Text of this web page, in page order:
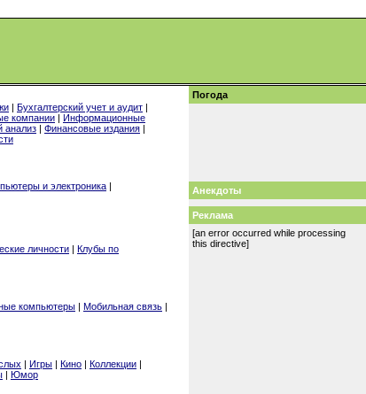
| Бухгалтерский учет и аудит |
компании | Информационные
анализ | Финансовые издания |
и электроника |
личности | Клубы по
компьютеры | Мобильная связь |
| Игры | Кино | Коллекции |
| Юмор
Погода
Анекдоты
Реклама
[an error occurred while processing
this directive]